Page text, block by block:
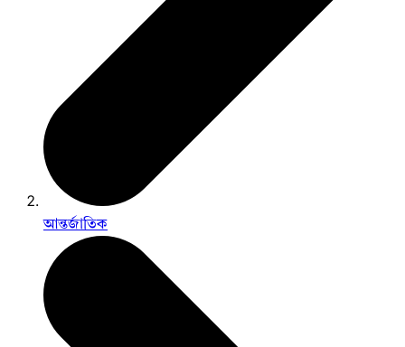
আন্তর্জাতিক